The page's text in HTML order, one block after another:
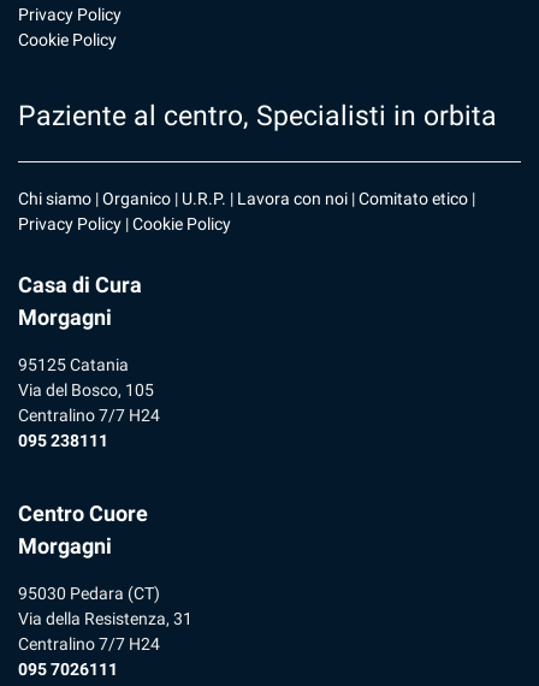
Privacy Policy
Cookie Policy
Paziente al centro, Specialisti in orbita
Chi siamo |Organico | U.R.P. | Lavora con noi |Comitato etico |
Privacy Policy |Cookie Policy
Casa di Cura
Morgagni
95125 Catania
Via del Bosco, 105
Centralino 7/7 H24
095 238111
Centro Cuore
Morgagni
95030 Pedara (CT)
Via della Resistenza, 31
Centralino 7/7 H24
095 7026111